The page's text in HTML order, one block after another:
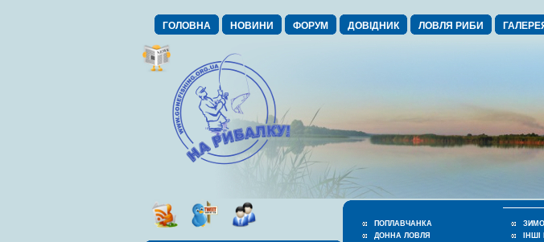
ГОЛОВНА НОВИНИ ФОРУМ ДОВІДНИК ЛОВЛЯ РИБИ
ПОПЛАВЧАНКА
ДОННА ЛОВЛЯ